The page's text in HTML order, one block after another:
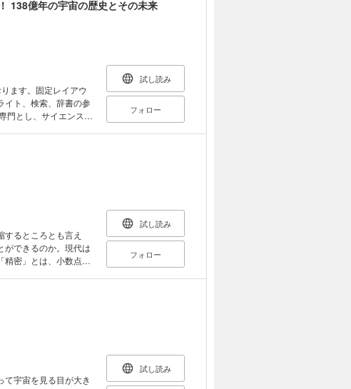
い物理学の入門書。
138億年の宇宙の歴史とその未来
ます。固定レイアウ
イト、検索、辞書の参
そのすべての解答が
試し読み
フォロー
するところとも言え
ができるのか。現代は
精密」とは、小数点以
宙論の立場から考え
試し読み
フォロー
て宇宙を見る目が大き
試し読み